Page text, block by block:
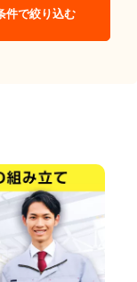
件で絞り込む